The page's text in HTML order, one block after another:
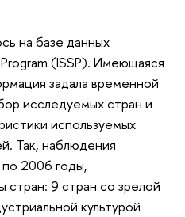
на базе данных
(ISSP). Имеющаяся
задала временной
исследуемых стран и
используемых
Так, наблюдения
2006 годы,
стран: 9 стран со зрелой
культурой